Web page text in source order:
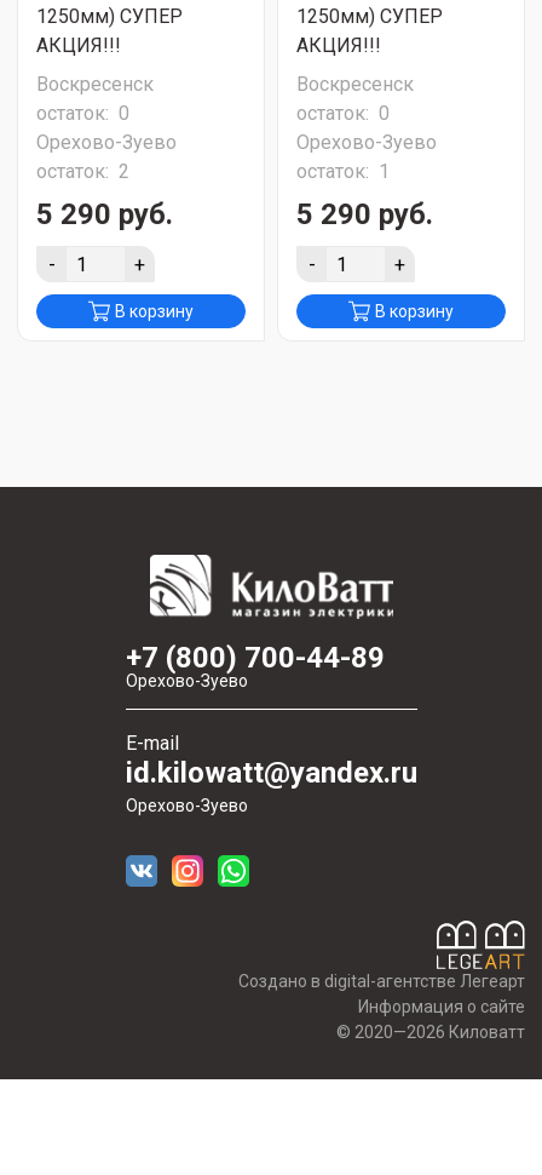
1250мм) СУПЕР
АКЦИЯ!!!
Воскресенск
остаток: 0
Орехово-Зуево
остаток: 2
5 290 руб.
- +
В корзину
1250мм) СУПЕР
АКЦИЯ!!!
Воскресенск
остаток: 0
Орехово-Зуево
остаток: 1
5 290 руб.
- +
В корзину
+7 (800) 700-44-89
Орехово-Зуево
E-mail
id.kilowatt@yandex.ru
Орехово-Зуево
© 2020—2026 Киловатт
Создано в digital-агентстве Легеарт
Информация о сайте